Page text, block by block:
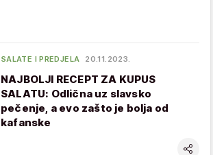
SALATE I PREDJELA 20.11.2023.
NAJBOLJI RECEPT ZA KUPUS
SALATU: Odlična uz slavsko
pečenje, a evo zašto je bolja od
kafanske